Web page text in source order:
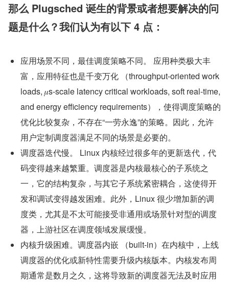
那么 Plugsched 诞生的背景或者想要解决的问
题是什么？我们认为有以下 4 点：
应用场景不同，最佳调度策略不同。 应用种类极大丰
富，应用特征也是千变万化 （throughput-oriented work
loads, 𝜇s-scale latency critical workloads, soft real-time,
and energy efficiency requirements），使得调度策略的
优化比较复杂，不存在“一劳永逸”的策略。因此，允许
用户定制调度器满足不同的场景是必要的。
调度器迭代慢。 Linux 内核经过很多年的更新迭代，代
码变得越来越繁重。调度器是内核最核心的子系统之
一，它的结构复杂，与其它子系统紧密耦合，这使得开
发和调试变得越发困难。此外，Linux 很少增加新的调
度类，尤其是不太可能接受非通用或场景针对型的调度
器，上游社区在调度领域发展缓慢。
内核升级困难。调度器内嵌 （built-in）在内核中，上线
调度器的优化或新特性需要升级内核版本。内核发布周
期通常是数月之久，这将导致新的调度器无法及时应用